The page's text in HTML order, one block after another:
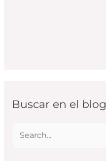
Buscar en el blog